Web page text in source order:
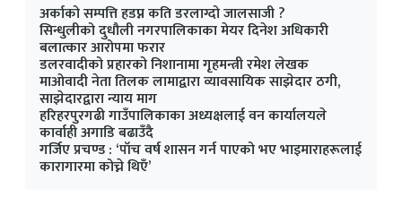
अर्काको सम्पत्ति हडप्न कति डरलाग्दो जालसाजी ?
सिन्धुलीको दुधौली नगरपालिकाका मेयर दिनेश अधिकारी
बलात्कार आरोपमा फरार
डलरवादीको प्रहारको निशानामा गृहमन्त्री रमेश लेखक
माओवादी नेता तिलक लामाद्वारा व्यावसायिक साझेदार ठगी,
साझेदारद्वारा न्याय माग
हरिहरपुरगढी गाउँपालिकाका अध्यक्षलाई वन कार्यालयले
कार्वाही अगाडि बढाउँदै
गर्जिए प्रचण्ड : ‘पाँच वर्ष शासन गर्न पाएको भए भाइमाराहरूलाई
कारागारमा कोच्ने थिएँ’